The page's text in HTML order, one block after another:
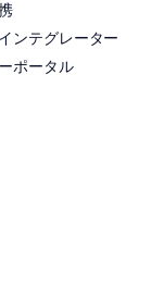
ンテグレーター
ポータル